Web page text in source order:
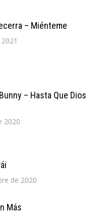
– Miénteme
– Hasta Que Dios
2020
de 2020
Más